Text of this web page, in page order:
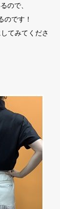
ので、
です！
てみてくださ